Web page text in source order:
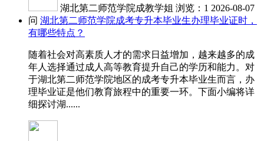
湖北第二师范学院成教学姐 浏览：1 2026-08-07
问 湖北第二师范学院成考专升本毕业生办理毕业证时，
有哪些特点？
随着社会对高素质人才的需求日益增加，越来越多的成
年人选择通过成人高等教育提升自己的学历和能力。对
于湖北第二师范学院地区的成考专升本毕业生而言，办
理毕业证是他们教育旅程中的重要一环。下面小编将详
细探讨湖......